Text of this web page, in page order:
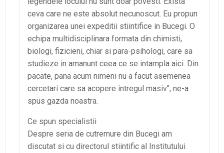
ceva care ne este absolut necunoscut. Eu propun
organizarea unei expeditii stiintifice in Bucegi. O
echipa multidisciplinara formata din chimisti,
biologi, fizicieni, chiar si para-psihologi, care sa
studieze in amanunt ceea ce se intampla aici. Din
pacate, pana acum nimeni nu a facut asemenea
cercetari care sa acopere intregul masiv", ne-a
spus gazda noastra.
Ce spun specialistii
Despre seria de cutremure din Bucegi am
discutat si cu directorul stiintific al Institutului